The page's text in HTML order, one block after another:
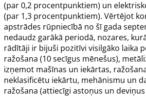
(par 0,2 procentpunktiem) un
(par 1,3 procentpunktiem). Vērtējot
apstrādes rūpniecībā no šī gada
nedaudz garākā periodā, nozares,
rādītāji ir bijuši pozitīvi visilgāko laika
ražošana (10 secīgus mēnešus),
izņemot mašīnas un iekārtas,
neklasificētu iekārtu, mehānismu un
ražošana (attiecīgi astoņus un